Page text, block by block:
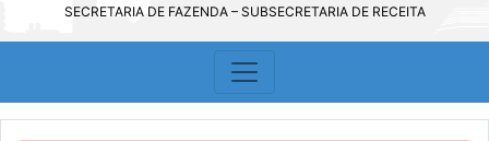
SECRETARIA DE FAZENDA – SUBSECRETARIA DE RECEITA